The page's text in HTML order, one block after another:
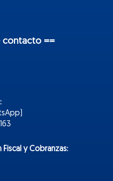
contacto ==
y Cobranzas: